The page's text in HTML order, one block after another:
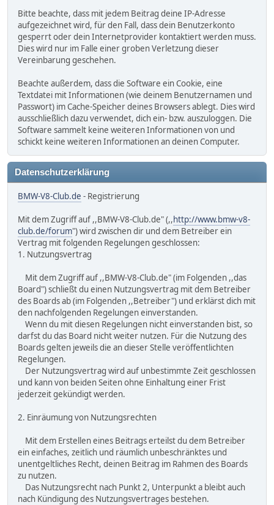
Bitte beachte, dass mit jedem Beitrag deine IP-Adresse
aufgezeichnet wird, für den Fall, dass dein Benutzerkonto
gesperrt oder dein Internetprovider kontaktiert werden muss.
Dies wird nur im Falle einer groben Verletzung dieser
Vereinbarung geschehen.
Beachte außerdem, dass die Software ein Cookie, eine
Textdatei mit Informationen (wie deinem Benutzernamen und
Passwort) im Cache-Speicher deines Browsers ablegt. Dies wird
ausschließlich dazu verwendet, dich ein- bzw. auszuloggen. Die
Software sammelt keine weiteren Informationen von und
schickt keine weiteren Informationen an deinen Computer.
Datenschutzerklärung
BMW-V8-Club.de - Registrierung
Mit dem Zugriff auf ,,BMW-V8-Club.de" (,,http://www.bmw-v8-
club.de/forum") wird zwischen dir und dem Betreiber ein
Vertrag mit folgenden Regelungen geschlossen:
1. Nutzungsvertrag
Mit dem Zugriff auf ,,BMW-V8-Club.de" (im Folgenden ,,das
Board") schließt du einen Nutzungsvertrag mit dem Betreiber
des Boards ab (im Folgenden ,,Betreiber") und erklärst dich mit
den nachfolgenden Regelungen einverstanden.
Wenn du mit diesen Regelungen nicht einverstanden bist, so
darfst du das Board nicht weiter nutzen. Für die Nutzung des
Boards gelten jeweils die an dieser Stelle veröffentlichten
Regelungen.
Der Nutzungsvertrag wird auf unbestimmte Zeit geschlossen
und kann von beiden Seiten ohne Einhaltung einer Frist
jederzeit gekündigt werden.
2. Einräumung von Nutzungsrechten
Mit dem Erstellen eines Beitrags erteilst du dem Betreiber
ein einfaches, zeitlich und räumlich unbeschränktes und
unentgeltliches Recht, deinen Beitrag im Rahmen des Boards
zu nutzen.
Das Nutzungsrecht nach Punkt 2, Unterpunkt a bleibt auch
nach Kündigung des Nutzungsvertrages bestehen.